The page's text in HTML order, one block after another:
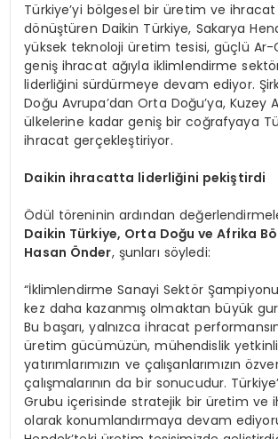
Türkiye’yi bölgesel bir üretim ve
dönüştüren Daikin Türkiye, Sakarya
yüksek teknoloji üretim tesisi, güçlü Ar-
geniş ihracat ağıyla iklimlendirme
liderliğini sürdürmeye devam ediyor.
Doğu Avrupa’dan Orta Doğu’ya, Kuzey
ülkelerine kadar geniş bir coğrafyaya
ihracat gerçekleştiriyor.
Daikin ihracatta liderliğini pekiştirdi
Ödül töreninin ardından
Daikin Türkiye, Orta Doğu ve Afrika
Hasan Önder, şunları söyledi:
“İklimlendirme Sanayi Sektör
kez daha kazanmış olmaktan büyük
Bu başarı, yalnızca ihracat
üretim gücümüzün, mühendislik
yatırımlarımızın ve çalışanlarımızın
çalışmalarının da bir sonucudur.
Grubu içerisinde stratejik bir üretim ve
olarak konumlandırmaya devam